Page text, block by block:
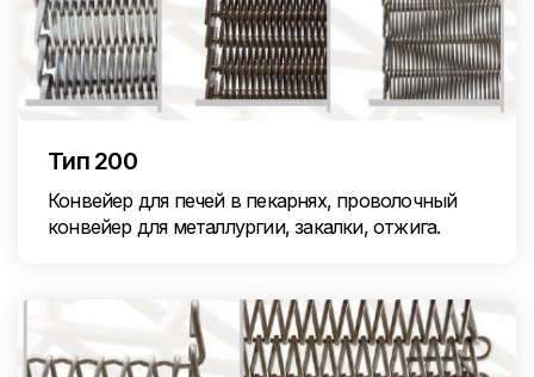
Тип 200
Конвейер для печей в пекарнях, проволочный
конвейер для металлургии, закалки, отжига.